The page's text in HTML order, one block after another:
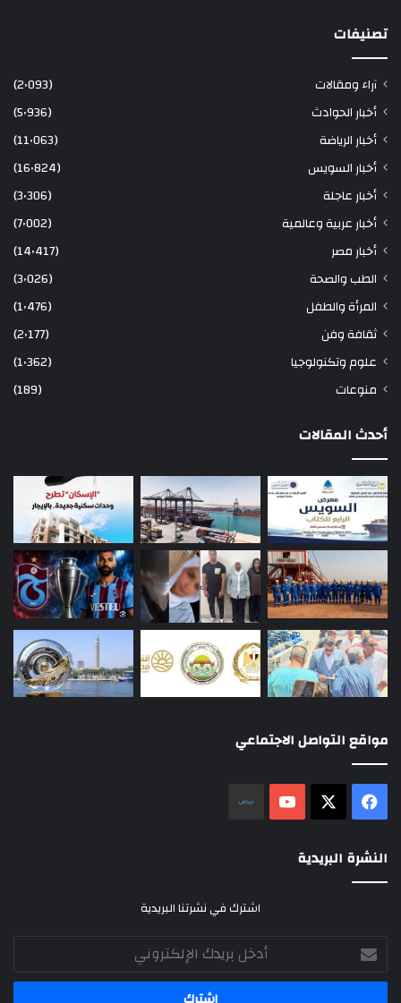
تصنيفات
آراء ومقالات
(2٬093)
أخبار الحوادث
(5٬936)
أخبار الرياضة
(11٬063)
أخبار السويس
(16٬824)
أخبار عاجلة
(3٬306)
أخبار عربية وعالمية
(7٬002)
أخبار مصر
(14٬417)
الطب والصحة
(3٬026)
المرأة والطفل
(1٬476)
ثقافة وفن
(2٬177)
علوم وتكنولوجيا
(1٬362)
منوعات
(189)
أحدث المقالات
مواقع التواصل الاجتماعي
فيسبوك ‫YouTube
النشرة البريدية
اشترك في نشرتنا البريدية
أدخل
بريدك
الإلكتروني